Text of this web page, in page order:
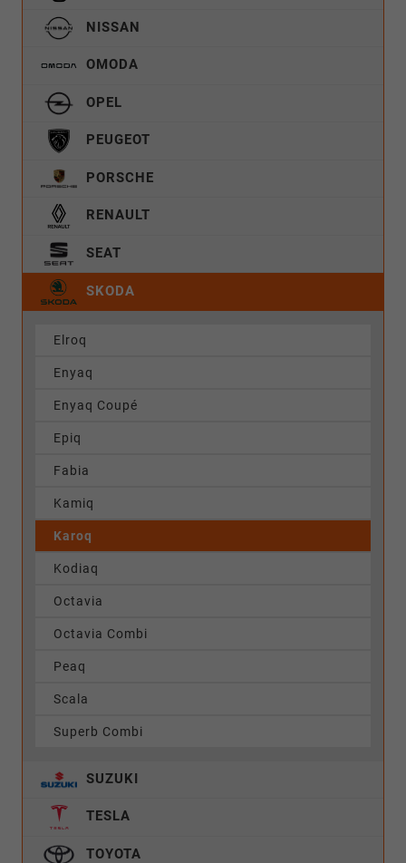
NISSAN
OMODA
OPEL
PEUGEOT
PORSCHE
RENAULT
SEAT
SKODA
Elroq
Enyaq
Enyaq Coupé
Epiq
Fabia
Kamiq
Karoq
Kodiaq
Octavia
Octavia Combi
Peaq
Scala
Superb Combi
SUZUKI
TESLA
TOYOTA